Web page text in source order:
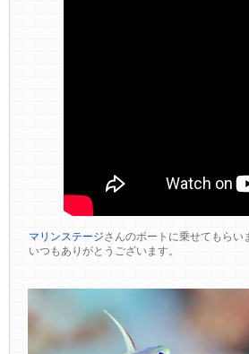
マリンステージさんのボートに乗せてもらい
いつもありがとうございます。